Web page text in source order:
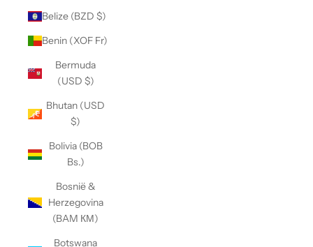
Belize (BZD $)
Benin (XOF Fr)
Bermuda
(USD $)
Bhutan (USD
$)
Bolivia (BOB
Bs.)
Bosnië &
Herzegovina
(BAM КМ)
Botswana